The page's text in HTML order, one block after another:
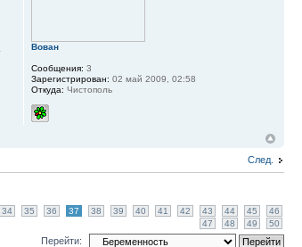
Вован
Сообщения: 3
Зарегистрирован: 02 май 2009, 02:58
Откуда: Чистополь
След.
34 35 36 37 38 39 40 41 42 43 44 45
46
47
48 49 50
Перейти: